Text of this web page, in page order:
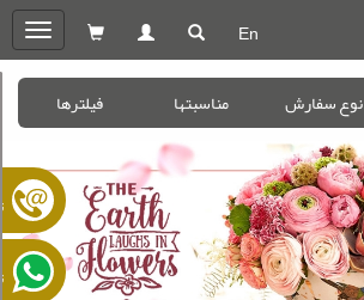
En
نوع سفارش مناسبتها فیلترها